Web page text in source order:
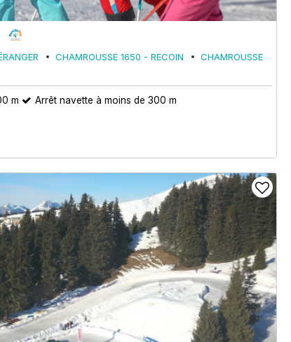
CHAMROUSSE 1650 - RECOIN
CHAMROUSSE
m Arrêt navette à moins de 300 m